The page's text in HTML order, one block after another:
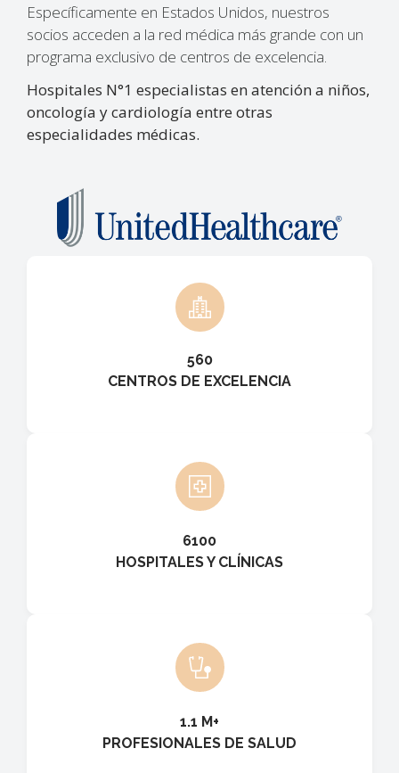
Específicamente en Estados Unidos, nuestros
socios acceden a la red médica más grande con un
programa exclusivo de centros de excelencia.
Hospitales N°1 especialistas en atención a niños,
oncología y cardiología entre otras
especialidades médicas.
560
CENTROS DE EXCELENCIA
6100
HOSPITALES Y CLÍNICAS
1.1 M+
PROFESIONALES DE SALUD